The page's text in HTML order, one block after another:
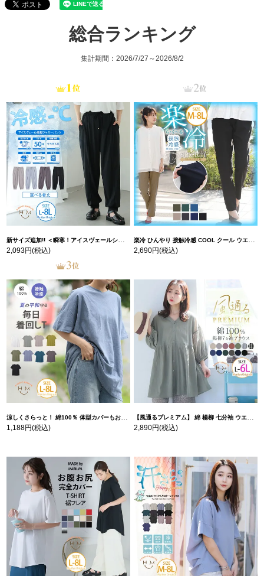
総合ランキング
集計期間：2026/7/27～2026/8/2
新サイズ追加!! ＜瞬寒！アイスヴェールシリーズ＞ 美脚 ジョガーパンツ 【ウェストゴム】 【ストレッチ】 | 大きいサイズの通販ならハッピーマリリン
2,093円(税込)
楽冷 ひんやり 接触冷感 COOL クール ウエストゴム 楽ちん ストレッチ 美脚 レギパン 【ストレッチ】 | 大きいサイズの通販ならハッピーマリリン
2,690円(税込)
涼しくさらっと！ 綿100％ 体型カバーもお洒落も叶える 風合いコットン ゆるシルエット ドルマン | 大きいサイズの通販ならハッピーマリリン
1,188円(税込)
【風通るプレミアム】 綿 楊柳 七分袖 ウエストギャザー ブラウス | 大きいサイズの通販ならハッピーマリリン
2,890円(税込)